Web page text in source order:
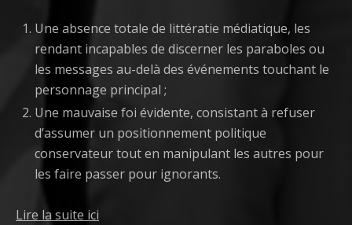
Une absence totale de littératie médiatique, les
rendant incapables de discerner les paraboles ou
les messages au-delà des événements touchant le
personnage principal ;
Une mauvaise foi évidente, consistant à refuser
d’assumer un positionnement politique
conservateur tout en manipulant les autres pour
les faire passer pour ignorants.
Lire la suite ici